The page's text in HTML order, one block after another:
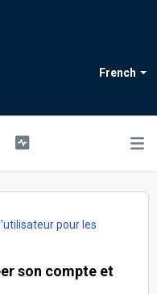
French
pour les
son compte et